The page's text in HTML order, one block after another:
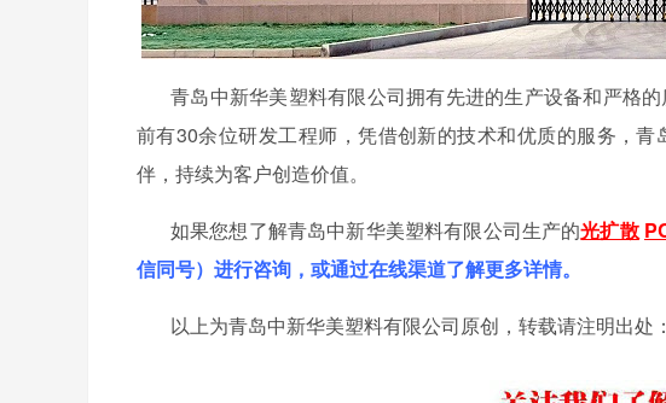
青岛中新华美塑料有限公司拥有先进的生产设备和严格
前有30余位研发工程师，凭借创新的技术和优质的服务，
伴，持续为客户创造价值。
如果您想了解青岛中新华美塑料有限公司生产的光扩散
信同号）进行咨询，或通过在线渠道了解更多详情。
以上为青岛中新华美塑料有限公司原创，转载请注明出处：